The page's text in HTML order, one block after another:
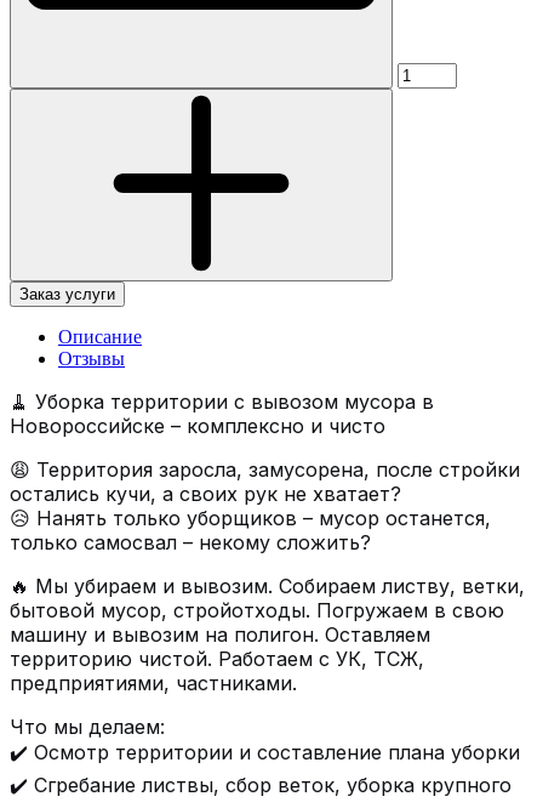
Заказ услуги
Описание
Отзывы
🧹 Уборка территории с вывозом мусора в
Новороссийске – комплексно и чисто
😩 Территория заросла, замусорена, после стройки
остались кучи, а своих рук не хватает?
😥 Нанять только уборщиков – мусор останется,
только самосвал – некому сложить?
🔥 Мы убираем и вывозим. Собираем листву, ветки,
бытовой мусор, стройотходы. Погружаем в свою
машину и вывозим на полигон. Оставляем
территорию чистой. Работаем с УК, ТСЖ,
предприятиями, частниками.
Что мы делаем:
✔️ Осмотр территории и составление плана уборки
✔️ Сгребание листвы, сбор веток, уборка крупного